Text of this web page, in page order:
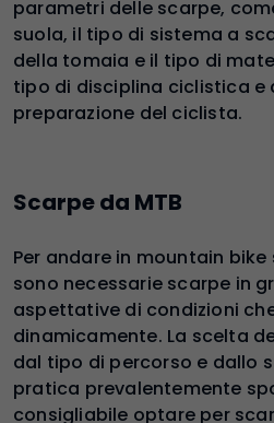
parametri delle scarpe,
suola, il tipo di sistema a
della tomaia e il tipo di
tipo di disciplina ciclistica e
preparazione del ciclista.
Scarpe da MTB
Per andare in mountain
sono necessarie scarpe in
aspettative di condizioni
dinamicamente. La scelta
dal tipo di percorso e dallo
pratica prevalentemente
consigliabile optare per